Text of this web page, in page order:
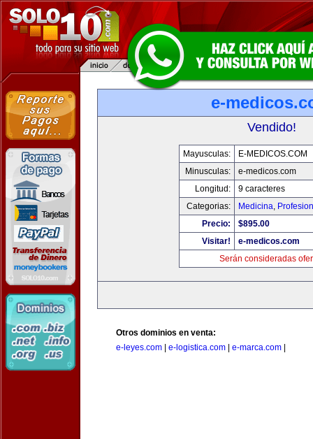
e-
Vendido!
Mayusculas:
E-MEDICOS.COM
Minusculas:
e-medicos.com
Longitud:
9 caracteres
Categorias:
Medicina,
Precio:
$895.00
Visitar!
e-medicos.com
Serán consideradas
Otros dominios en venta:
e-leyes.com
e-logistica.com e-marca.com